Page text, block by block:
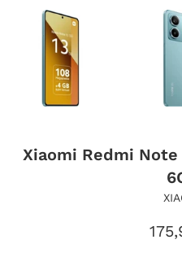
Xiaomi Redmi Note